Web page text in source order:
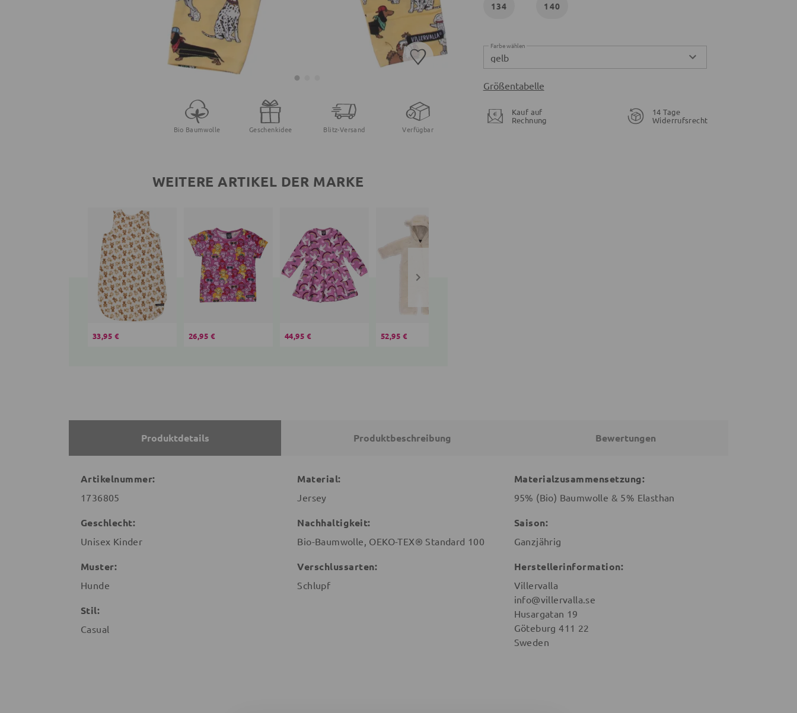
Bio Baumwolle Geschenkidee Blitz-Versand Verfügbar
WEITERE ARTIKEL DER MARKE
33,95 € 26,95 € 44,95 € 52,95 €
134 140
Farbe wählen
gelb
Größentabelle
Kauf auf
Rechnung
14 Tage
Widerrufsrecht
Produktdetails Produktbeschreibung Bewertungen
Artikelnummer:
1736805
Geschlecht:
Unisex Kinder
Muster:
Hunde
Stil:
Casual
Material:
Jersey
Nachhaltigkeit:
Bio-Baumwolle, OEKO-TEX® Standard 100
Verschlussarten:
Schlupf
Materialzusammensetzung:
95% (Bio) Baumwolle & 5% Elasthan
Saison:
Ganzjährig
Herstellerinformation:
Villervalla
info@villervalla.se
Husargatan 19
Göteburg 411 22
Sweden